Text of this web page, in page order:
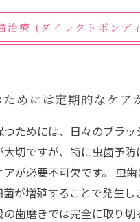
治療 (ダイレクトボンデ
めには定期的なケア
ためには、日々のブラッ
大切ですが、特に虫歯予
が必要不可欠です。 虫
が増殖することで発生し
の歯磨きでは完全に取り切